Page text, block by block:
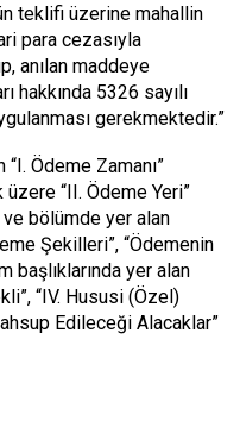
teklifi üzerine mahallin
para cezasıyla
anılan maddeye
hakkında 5326 sayılı
gerekmektedir.”
Ödeme Zamanı”
“II. Ödeme Yeri”
ve bölümde yer alan
Şekilleri”, “Ödemenin
başlıklarında yer alan
“IV. Hususi (Özel)
Edileceği Alacaklar”